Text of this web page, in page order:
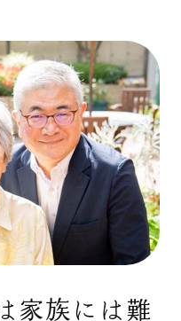
家族には難